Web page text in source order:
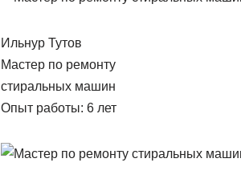
Ильнур Тутов
Мастер по ремонту
стиральных машин
Опыт работы: 6 лет